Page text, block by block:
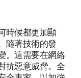
時候都更加顯
隨著技術的發
。這需要在網絡
抗惡意威脅。全